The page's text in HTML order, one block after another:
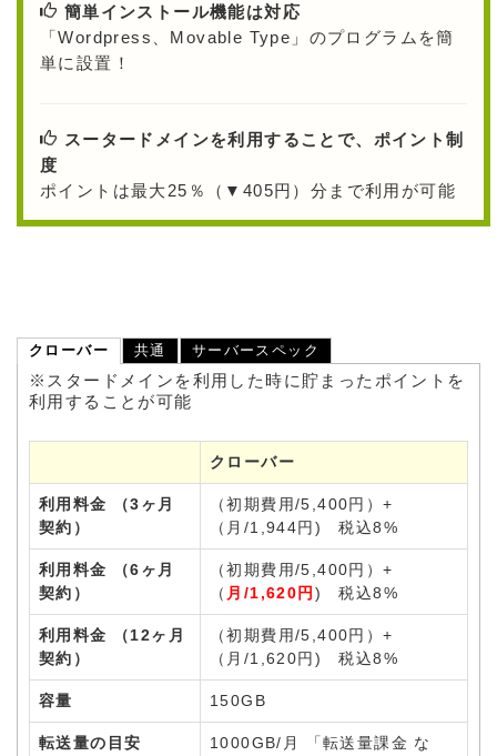
簡単インストール機能は対応
「Wordpress、Movable Type」のプログラムを簡
単に設置！
スータードメインを利用することで、ポイント制
度
ポイントは最大25％（▼405円）分まで利用が可能
クローバー 共通 サーバースペック
※スタードメインを利用した時に貯まったポイントを
利用することが可能
クローバー
利用料金 （3ヶ月
契約）
（初期費用/5,400円）+
（月/1,944円) 税込8%
利用料金 （6ヶ月
契約）
（初期費用/5,400円）+
（ 月/1,620円 ) 税込8%
利用料金 （12ヶ月
契約）
（初期費用/5,400円）+
（月/1,620円) 税込8%
容量 150GB
転送量の目安
1000GB/月 「転送量課金 な